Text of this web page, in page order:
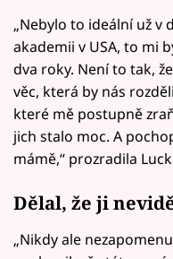
„Nebylo to ideální už v
akademii v USA, to mi
dva roky. Není to tak,
věc, která by nás
které mě postupně
jich stalo moc. A
mámě,“ prozradila
Dělal, že ji
„Nikdy ale